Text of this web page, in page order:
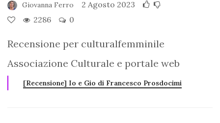
Giovanna Ferro
2 Agosto 2023
2286
0
Recensione per culturalfemminile
Associazione Culturale e portale web
[Recensione] Io e Gio di Francesco Prosdocimi